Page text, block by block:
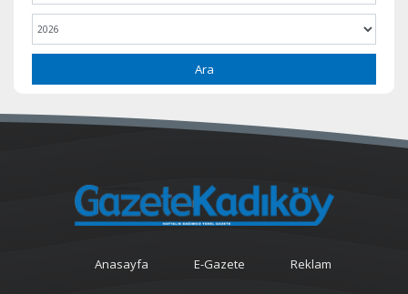
Ara
Anasayfa E-Gazete Reklam